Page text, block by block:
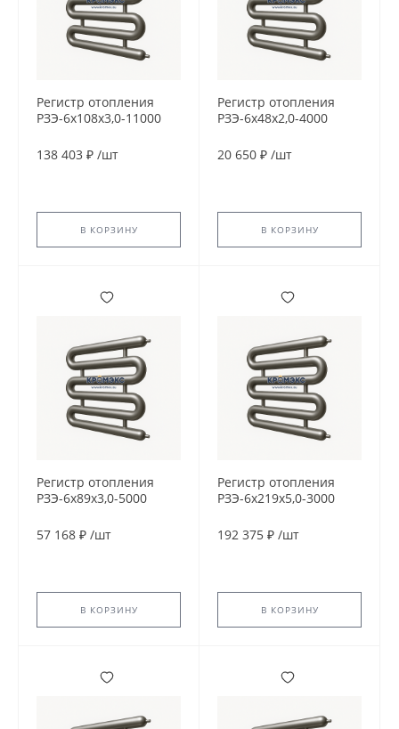
Регистр отопления
РЗЭ-6x108x3,0-11000
138 403 ₽ /шт
В КОРЗИНУ
Регистр отопления
РЗЭ-6x48x2,0-4000
20 650 ₽ /шт
В КОРЗИНУ
Регистр отопления
РЗЭ-6x89x3,0-5000
57 168 ₽ /шт
В КОРЗИНУ
Регистр отопления
РЗЭ-6x219x5,0-3000
192 375 ₽ /шт
В КОРЗИНУ